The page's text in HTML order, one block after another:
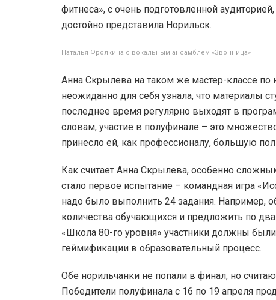
фитнеса», с очень подготовленной
достойно представила Норильск.
Наталья Фролкина с вокальным ансамблем «Звонница»
Анна Скрылева на таком же мастер-классе
неожиданно для себя узнала, что материалы
последнее время регулярно выходят в
словам, участие в полуфинале – это
принесло ей, как профессионалу, большую
Как считает Анна Скрылева, особенно
стало первое испытание – командная игра
надо было выполнить 24 задания. Например,
количества обучающихся и предложить по
«Школа 80-го уровня» участники должны
геймификации в образовательный процесс.
Обе норильчанки не попали в финал, но
Победители полуфинала с 16 по 19 апреля